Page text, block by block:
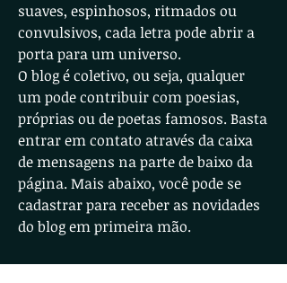
suaves, espinhosos, ritmados ou
convulsivos, cada letra pode abrir a
porta para um universo.
O blog é coletivo, ou seja, qualquer
um pode contribuir com poesias,
próprias ou de poetas famosos. Basta
entrar em contato através da caixa
de mensagens na parte de baixo da
página. Mais abaixo, você pode se
cadastrar para receber as novidades
do blog em primeira mão.